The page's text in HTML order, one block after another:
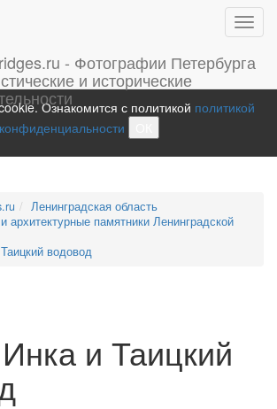
Ознакомится с политикой политикой
конфиденциальности
Ленинградская область
архитектурные памятники Ленинградской
водовод
и Таицкий